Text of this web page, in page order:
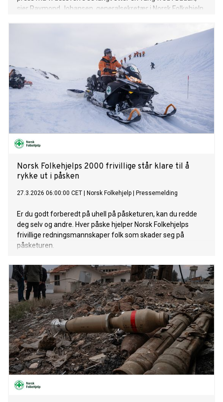
sier Raymond Johansen, generalsekretær i Norsk Folkehjelp.
Norsk Folkehjelps 2000 frivillige står klare til å
rykke ut i påsken
27.3.2026 06:00:00 CET Norsk Folkehjelp Pressemelding
Er du godt forberedt på uhell på påsketuren, kan du redde
deg selv og andre. Hver påske hjelper Norsk Folkehjelps
frivillige redningsmannskaper folk som skader seg på
påsketuren.